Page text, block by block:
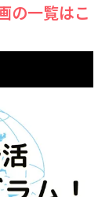
の一覧はこ